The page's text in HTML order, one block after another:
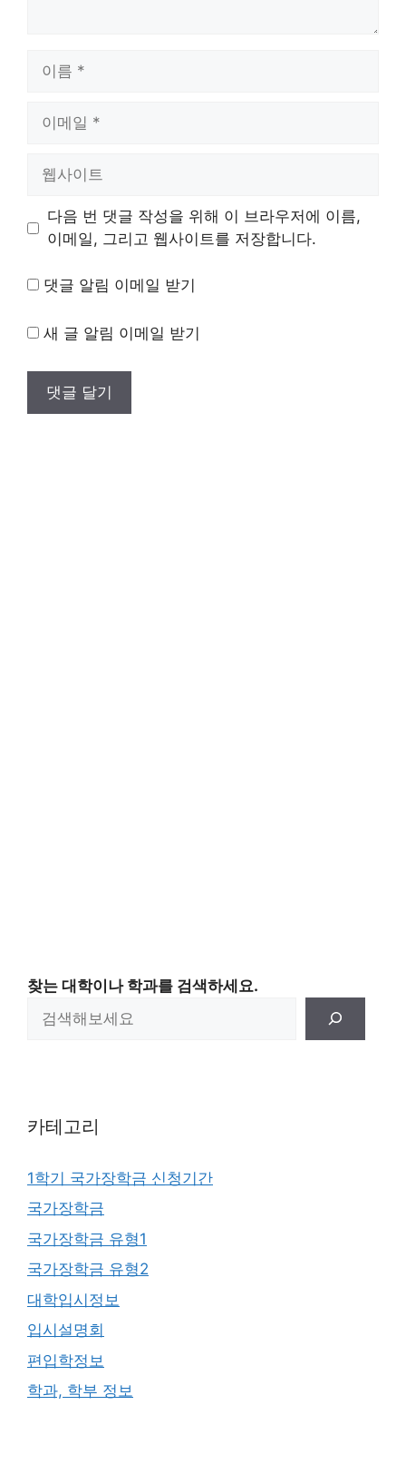
트
다음 번 댓글 작성을 위해 이 브라우저에 이름,
이메일, 그리고 웹사이트를 저장합니다.
댓글 알림 이메일 받기
새 글 알림 이메일 받기
찾는 대학이나 학과를 검색하세요.
카테고리
1학기 국가장학금 신청기간
국가장학금
국가장학금 유형1
국가장학금 유형2
대학입시정보
입시설명회
편입학정보
학과, 학부 정보